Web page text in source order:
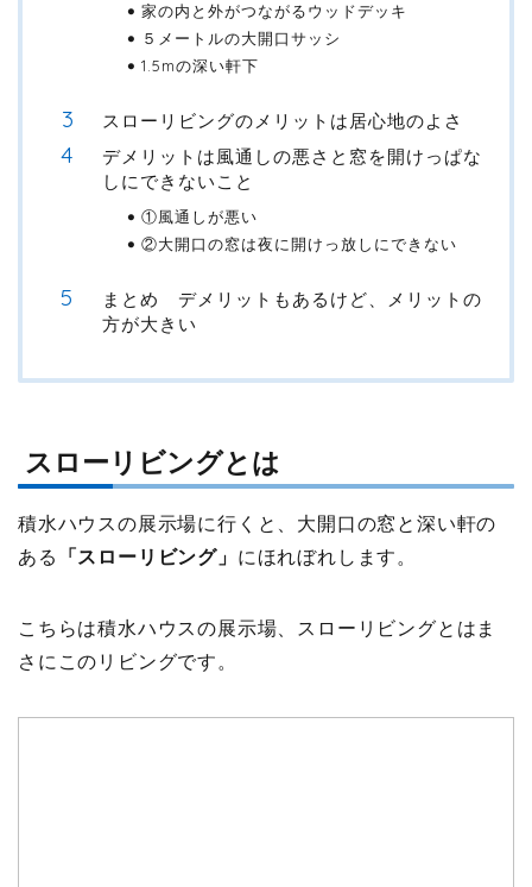
家の内と外がつながるウッドデッキ
５メートルの大開口サッシ
1.5mの深い軒下
スローリビングのメリットは居心地のよさ
デメリットは風通しの悪さと窓を開けっぱな
しにできないこと
①風通しが悪い
②大開口の窓は夜に開けっ放しにできない
まとめ デメリットもあるけど、メリットの
方が大きい
スローリビングとは
積水ハウスの展示場に行くと、大開口の窓と深い軒の
ある
「スローリビング」 にほれぼれします。
こちらは積水ハウスの展示場、スローリビングとはま
さにこのリビングです。